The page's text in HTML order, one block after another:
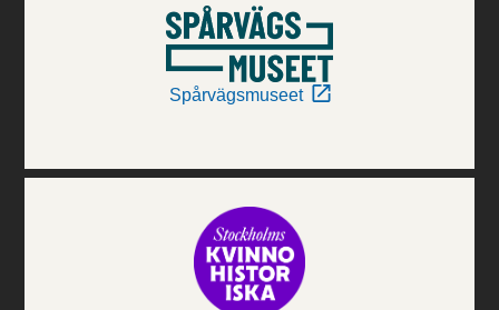
Spårvägsmuseet